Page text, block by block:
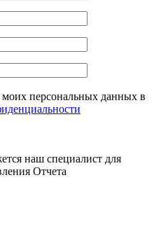
моих персональных данных в
наш специалист для
Отчета